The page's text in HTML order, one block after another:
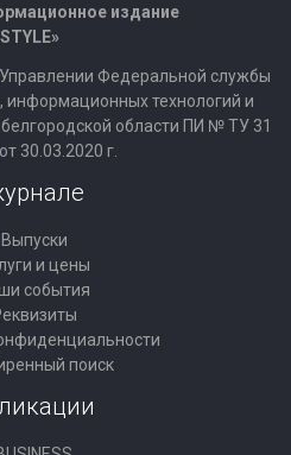
издание
Федеральной службы
информационных технологий и
области ПИ № ТУ 31
30.03.2020 г.
Выпуски
и цены
события
поиск